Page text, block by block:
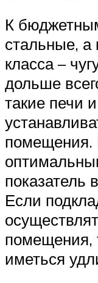
К
стальные,
класса –
дольше
такие печи
показатель
Если
помещения,
иметься